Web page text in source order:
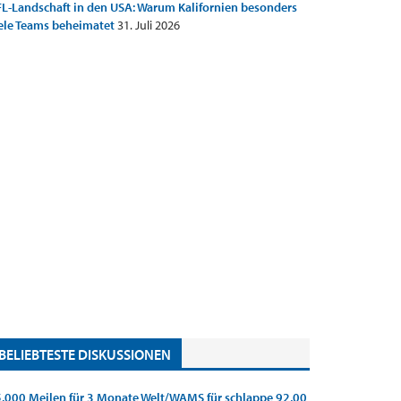
Landschaft in den USA: Warum Kalifornien besonders
Teams beheimatet31. Juli 2026
BELIEBTESTE DISKUSSIONEN
Meilen für 3 Monate Welt/WAMS für schlappe 92,00